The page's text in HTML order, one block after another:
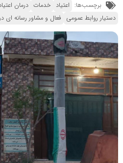
برچسب‌ها: اعتیاد خدمات درمان
دستیار روابط عمومی فعال و مشاور رسانه ای